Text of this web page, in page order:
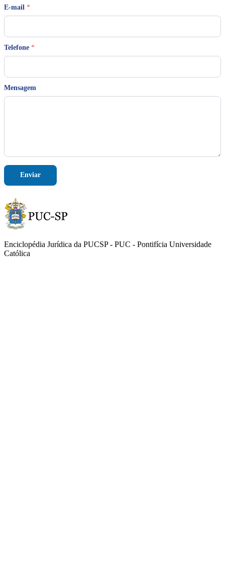
M
a
g
e
l
e
n
s
g
m
E-mail *
Telefone *
Mensagem
Enviar
Enciclopédia Jurídica da PUCSP - PUC - Pontifícia Universidade
Católica